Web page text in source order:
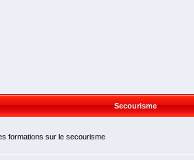
Secourisme
formations sur le secourisme